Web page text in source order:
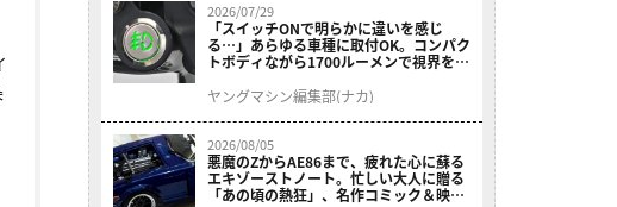
2026/07/29
「スイッチONで明らかに違いを感じ
る…」あらゆる車種に取付OK。コンパク
トボディながら1700ルーメンで視界を確
ニット プレシャスレイ スモール］
ヤングマシン編集部(ナカ)
2026/08/05
悪魔のZからAE86まで、疲れた心に蘇る
エキゾーストノート。忙しい大人に贈る
「あの頃の熱狂」、名作コミック＆映画